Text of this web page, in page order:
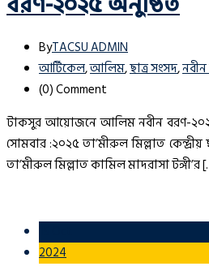
ByTACSU ADMIN
আর্টিকেল,আলিম,ছাত্র সংসদ,
(0)Comment
টাকসুর আয়োজনে আলিম নবীন বরণ-
সোমবার :২০২৫ তা’মীরুল মিল্লাত
তা’মীরুল মিল্লাত কামিল মাদরাসা টঙ্গী’র
2024